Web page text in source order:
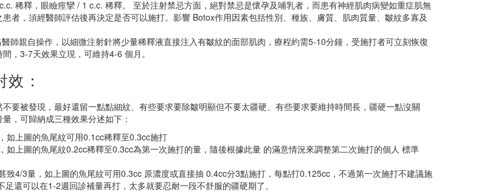
稀釋，眼瞼痙攣 / 1 c.c. 稀釋。 至於注射禁忌方面，絕對禁忌是懷孕及哺乳者，而患有神經肌肉病變如重症肌無
者，須經醫師評估後再決定是否可以施打。影響 Botox作用因素包括性別、種族、膚質、肌肉質量、皺紋多寡及
師親自操作，以細微注射針將少量稀釋液直接注入有皺紋的面部肌肉，療程約需5-10分鐘，受施打者可立刻恢復
，3-7天效果立現，可維持4-6 個月。
：
要被發現，最好還留一點點細紋、有些要求要除皺明顯但不要太疆硬、有些要求要維持時間長，疆硬一點沒關
，可歸納成三種效果分述如下：
如上圖的魚尾紋可用0.1cc稀釋至0.3cc施打
如上圖的魚尾紋0.2cc稀釋至0.3cc為第一次施打的量，隨後根據此量 的滿意情況來調整第二次施打的個人 標準
致4/3量，如上圖的魚尾紋可用0.3cc 原濃度或直接抽 0.4cc分3點施打，每點打0.125cc，不過第一次施打不建議施
足還可以在1-2週回診補量再打，太多就要忍耐一段不舒服的疆硬期了。